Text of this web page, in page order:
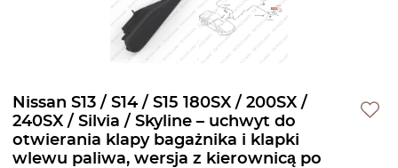
Nissan S13 / S14 / S15 180SX / 200SX /
240SX / Silvia / Skyline – uchwyt do
otwierania klapy bagażnika i klapki
wlewu paliwa, wersja z kierownicą po